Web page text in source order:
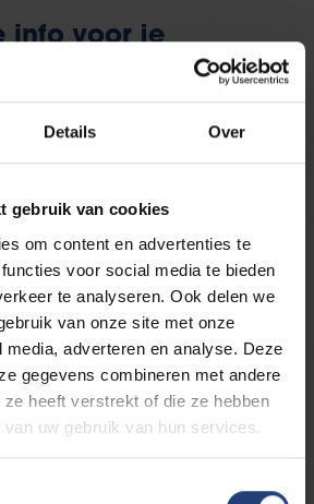
Details Over
gebruik van cookies
om content en advertenties te
voor social media te bieden
te analyseren. Ook delen we
van onze site met onze
adverteren en analyse. Deze
gegevens combineren met andere
ze heeft verstrekt of die ze hebben
uw gebruik van hun services.
info voor je
heb je
en financiële